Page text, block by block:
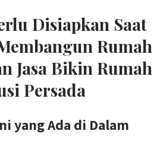
Disiapkan Saat
Rumah
Jasa Bikin Rumah
Persada
yang Ada di Dalam